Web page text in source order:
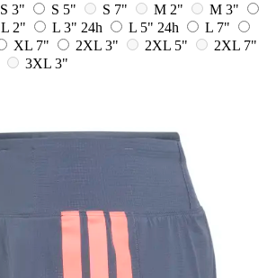
S 3" S 5" S 7" M 2"
M 3"
L 2" L 3" 24h L 5" 24h
L 7"
XL 7" 2XL 3" 2XL 5"
2XL 7"
3XL 3"